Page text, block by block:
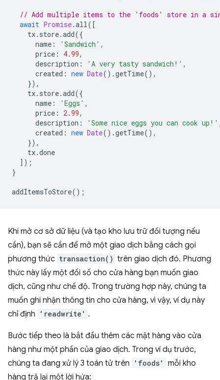
// Add multiple items to the 'foods' store in a
await Promise.all([
tx. store.add({
name : 'Sandwich' ,
price : 4.99,
description : 'A very tasty sandwich!' ,
created : new Date().getTime(),
}),
tx. store.add({
name : 'Eggs' ,
price : 2.99,
description : 'Some nice eggs you can cook up!'
created : new Date().getTime(),
}),
tx.done
]);
}
addItemsToStore();
Khi mở cơ sở dữ liệu (và tạo kho lưu trữ đối tượng nếu
cần), bạn sẽ cần để mở một giao dịch bằng cách gọi
phương thức transaction() trên giao dịch đó. Phương
thức này lấy một đối số cho cửa hàng bạn muốn giao
dịch, cũng như chế độ. Trong trường hợp này, chúng ta
muốn ghi nhận thông tin cho cửa hàng, vì vậy, ví dụ này
chỉ định
'readwrite' .
Bước tiếp theo là bắt đầu thêm các mặt hàng vào cửa
hàng như một phần của giao dịch. Trong ví dụ trước,
chúng ta đang xử lý 3 toán tử trên
'foods'
mỗi kho
hàng trả lại một lời hứa: